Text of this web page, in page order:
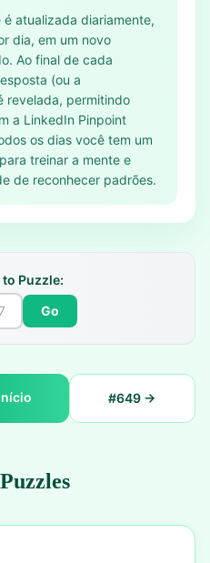
atualizada diariamente,
dia, em um novo
Ao final de cada
(ou a
revelada, permitindo
a LinkedIn Pinpoint
os dias você tem um
treinar a mente e
de reconhecer padrões.
Puzzle:
Go
#649 →